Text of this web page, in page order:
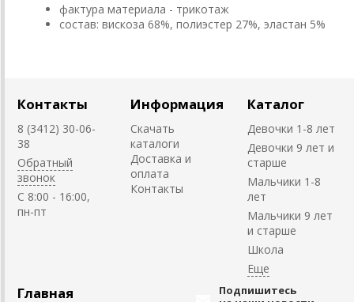
фактура материала - трикотаж
состав: вискоза 68%, полиэстер 27%, эластан 5%
Контакты
8 (3412) 30-06-
38
Обратный
звонок
C 8:00 - 16:00,
пн-пт
Информация
Скачать
каталоги
Доставка и
оплата
Контакты
Каталог
Девочки 1-8 лет
Девочки 9 лет и
старше
Мальчики 1-8
лет
Мальчики 9 лет
и старше
Школа
Главная
Подпишитесь